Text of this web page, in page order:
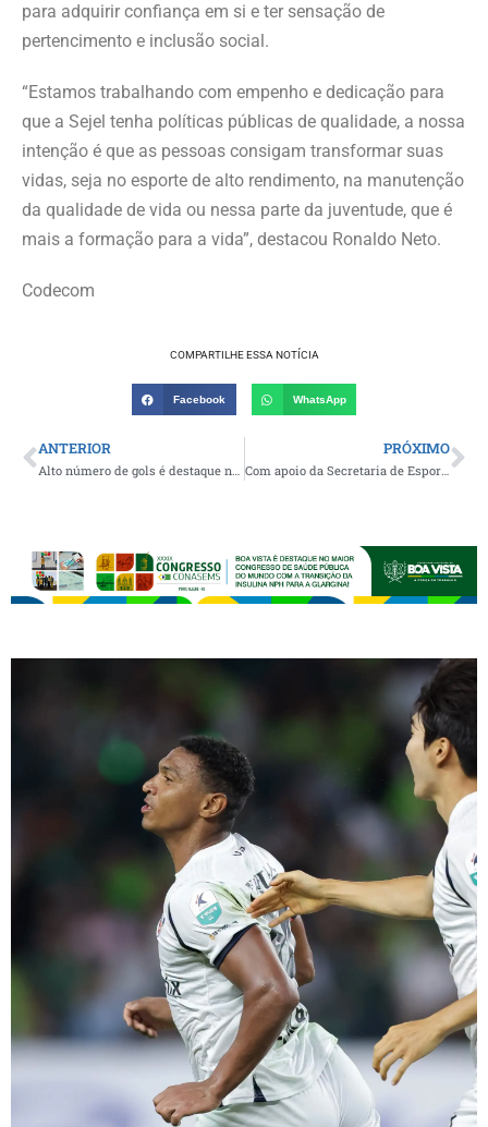
para adquirir confiança em si e ter sensação de
pertencimento e inclusão social.
“Estamos trabalhando com empenho e dedicação para
que a Sejel tenha políticas públicas de qualidade, a nossa
intenção é que as pessoas consigam transformar suas
vidas, seja no esporte de alto rendimento, na manutenção
da qualidade de vida ou nessa parte da juventude, que é
mais a formação para a vida”, destacou Ronaldo Neto.
Codecom
COMPARTILHE ESSA NOTÍCIA
Facebook WhatsApp
ANTERIOR
Alto número de gols é destaque nos jogos da 2ª rodada do Campeonato Municipal de Futebol de Caturité
PRÓXIMO
Com apoio da Secretaria de Esportes, decisão da Copa sub 15 Raimundo Braga foi disputada em Monteiro